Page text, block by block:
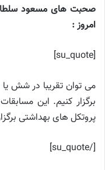
صحبت های مسعود
امروز :
[su_quote]
برگزار کنیم. این
پروتکل های بهداشتی
[/su_quote]